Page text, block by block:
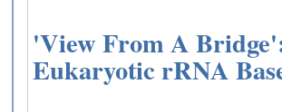
'View From A
Eukaryotic rRNA